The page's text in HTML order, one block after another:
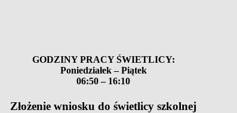
GODZINY PRACY ŚWIETLICY:
Poniedziałek – Piątek
06:50– 16:10
Złożenie wniosku do świetlicy szkolnej